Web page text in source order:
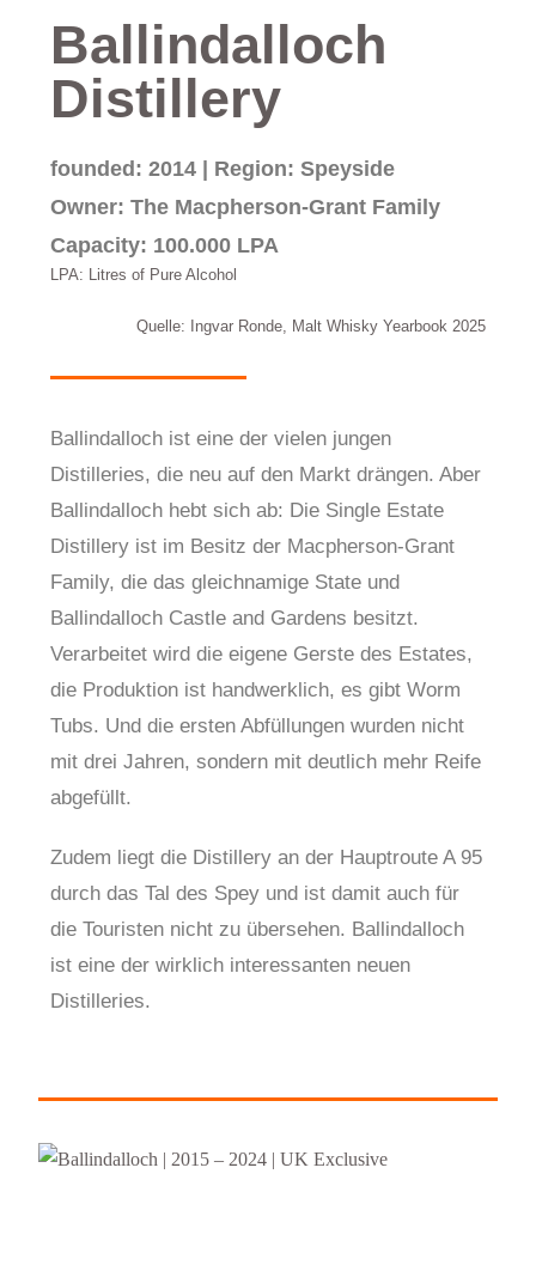
Ballindalloch
Distillery
founded: 2014 | Region: Speyside
Owner: The Macpherson-Grant Family
Capacity: 100.000 LPA
LPA: Litres of Pure Alcohol
Quelle: Ingvar Ronde, Malt Whisky Yearbook 2025
Ballindalloch ist eine der vielen jungen
Distilleries, die neu auf den Markt drängen. Aber
Ballindalloch hebt sich ab: Die Single Estate
Distillery ist im Besitz der Macpherson-Grant
Family, die das gleichnamige State und
Ballindalloch Castle and Gardens besitzt.
Verarbeitet wird die eigene Gerste des Estates,
die Produktion ist handwerklich, es gibt Worm
Tubs. Und die ersten Abfüllungen wurden nicht
mit drei Jahren, sondern mit deutlich mehr Reife
abgefüllt.
Zudem liegt die Distillery an der Hauptroute A 95
durch das Tal des Spey und ist damit auch für
die Touristen nicht zu übersehen. Ballindalloch
ist eine der wirklich interessanten neuen
Distilleries.